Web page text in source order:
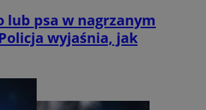
lub psa w nagrzanym
wyjaśnia, jak